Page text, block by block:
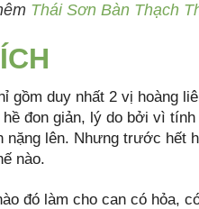
Thái Sơn Bàn Thạch
gồm duy nhất 2 vị hoàng
hề đon giản, lý do bởi vì
nặng lên. Nhưng trước hết
nào.
đó làm cho can có hỏa,